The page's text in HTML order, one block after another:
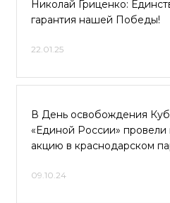
Николай Гриценко:
гарантия нашей Победы!
22.01.25
В День освобождения
«Единой России» провели
акцию в краснодарском
09.10.24